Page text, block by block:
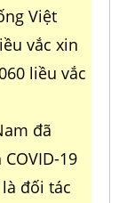
Việt
vắc xin
liều vắc
đã
19
là đối tác